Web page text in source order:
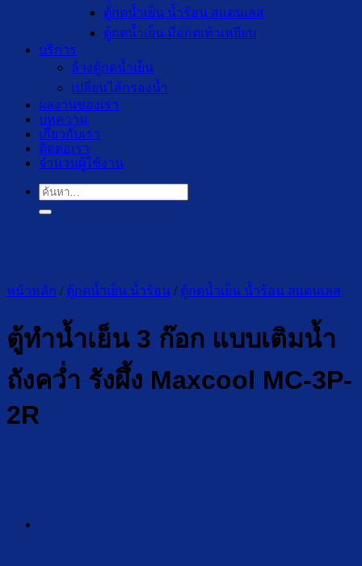
ตู้กดน้ำเย็น น้ำร้อน สแตนเลส
ตู้กดน้ำเย็น มือกดเท้าเหยียบ
บริการ
ล้างตู้กดน้ำเย็น
เปลี่ยนไส้กรองน้ำ
ผลงานของเรา
บทความ
เกี่ยวกับเรา
ติดต่อเรา
จำนวนผู้ใช้งาน
ค้นหา:
หน้าหลัก / ตู้กดน้ำเย็น น้ำร้อน / ตู้กดน้ำเย็น น้ำร้อน สแตนเลส
ตู้ทำน้ำเย็น 3 ก๊อก แบบเติมน้ำ
ถังคว่ำ รังผึ้ง Maxcool MC-3P-
2R